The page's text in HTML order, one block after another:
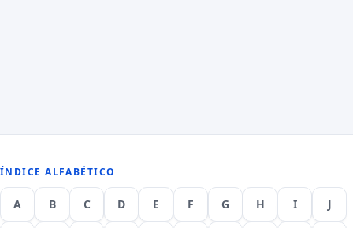
ÍNDICE ALFABÉTICO
A B C D E F G H I J